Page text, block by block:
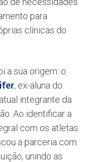
para
clínicas do
a sua origem: o
, ex-aluna do
integrante da
Ao identificar a
com os atletas
a parceria com
unindo as